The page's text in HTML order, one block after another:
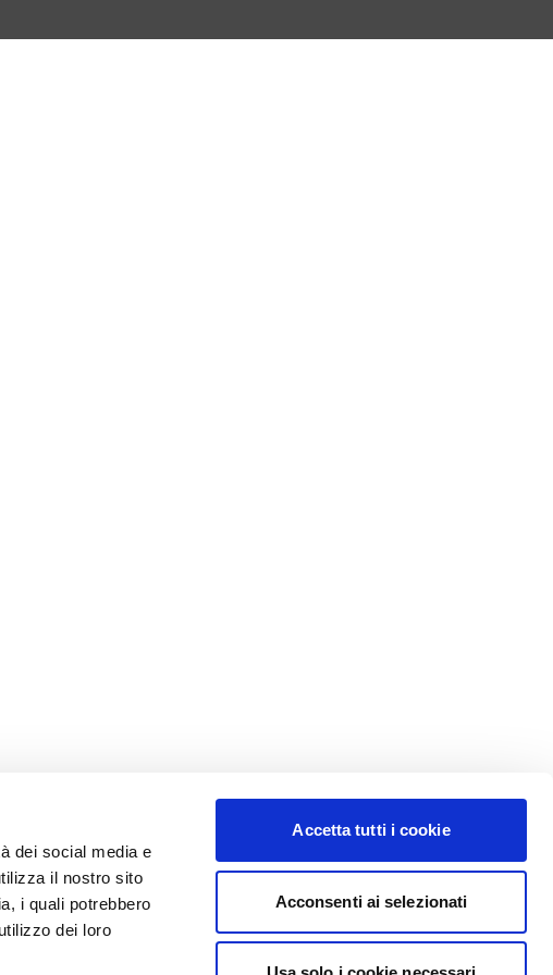
dei social media e
il nostro sito
i quali potrebbero
dei loro
Accetta tutti i cookie
Acconsenti ai selezionati